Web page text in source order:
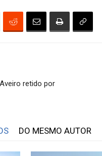
retido por
DO MESMO AUTOR